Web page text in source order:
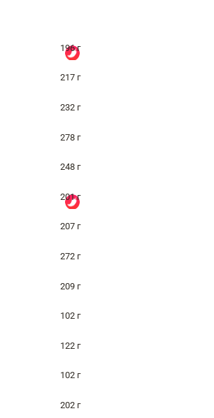
196 г
217 г
232 г
278 г
248 г
201 г
207 г
272 г
209 г
102 г
122 г
102 г
202 г